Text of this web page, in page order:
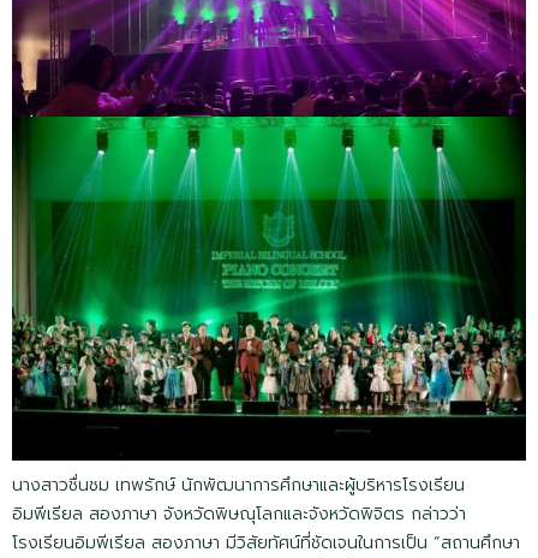
นางสาวชื่นชม เทพรักษ์ นักพัฒนาการศึกษาและผู้บริหารโรงเรียน
อิมพีเรียล สองภาษา จังหวัดพิษณุโลกและจังหวัดพิจิตร กล่าวว่า
โรงเรียนอิมพีเรียล สองภาษา มีวิสัยทัศน์ที่ชัดเจนในการเป็น “สถานศึกษา